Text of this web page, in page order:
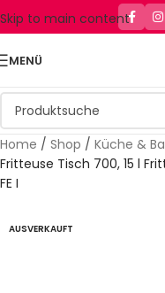
Skip to main content
MENÜ
Home / Shop / Küche &
Fritteuse Tisch 700, 15 l
FE I
AUSVERKAUFT